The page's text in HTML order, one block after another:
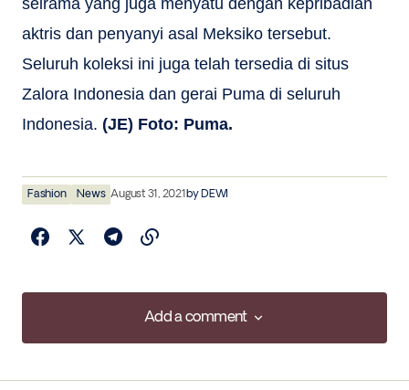
aktris dan penyanyi asal Meksiko tersebut.
Seluruh koleksi ini juga telah tersedia di situs
Zalora Indonesia dan gerai Puma di seluruh
Indonesia. (JE) Foto: Puma.
Fashion News August 31, 2021byDEWI
Add a comment
Add a comment